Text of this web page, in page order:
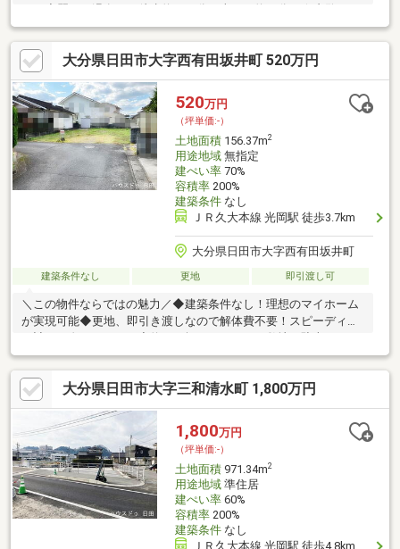
し！◆琴ひら温泉まで徒歩約１１分！車なら約２分！☆内覧ツア
ー☆気になる物件を全て弊社でまとめてご内覧いただけます。物
件選びからお引渡しまで『ハウスドゥ日田』が全力でサポートし
ます。☆全国730店舗以上展開！☆ハウスドゥだからこその豊富
な情報量と実績を生かし、お客様の夢のマイホーム探しを全力で
サポートいたします！
大分県日田市大字西有田坂井町 520万円
520万円
（坪単価:-）
土地面積156.37m2
用途地域無指定
建ぺい率70%
容積率200%
建築条件なし
ＪＲ久大本線 光岡駅 徒歩3.7km
大分県日田市大字西有田坂井町
建築条件なし 更地 即引渡し可
＼この物件ならではの魅力／◆建築条件なし！理想のマイホーム
が実現可能◆更地、即引き渡しなので解体費不要！スピーディー
スやお庭の確保も可能！☆内覧ツアー☆気になる物件を全て弊社
でまとめてご内覧いただけます。物件選びからお引渡しまで『ハ
ウスドゥ日田』が全力でサポートします。☆全国730店舗以上展
開！☆ハウスドゥだからこその豊富な情報量と実績を生かし、お
客様の夢のマイホーム探しを全力でサポートいたします！
大分県日田市大字三和清水町 1,800万円
1,800万円
（坪単価:-）
土地面積971.34m2
用途地域準住居
建ぺい率60%
容積率200%
建築条件なし
ＪＲ久大本線 光岡駅 徒歩4.8km